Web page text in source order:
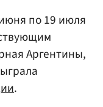
по 19 июля
Аргентины,
.